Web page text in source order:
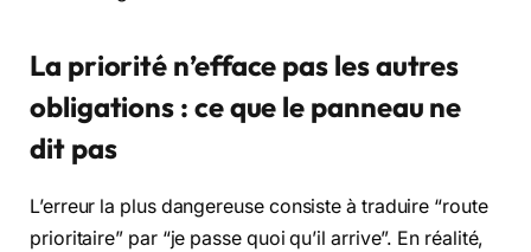
La priorité n’efface pas les autres
obligations : ce que le panneau ne
dit pas
L’erreur la plus dangereuse consiste à traduire “route
prioritaire” par “je passe quoi qu’il arrive”. En réalité,